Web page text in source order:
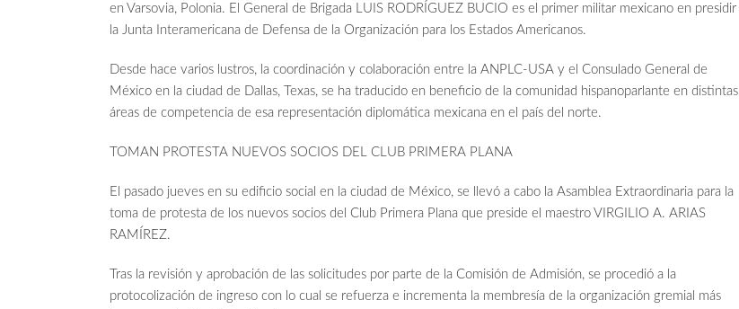
en Varsovia, Polonia. El General de Brigada LUIS RODRÍGUEZ BUCIO es el primer militar mexicano en presidir
la Junta Interamericana de Defensa de la Organización para los Estados Americanos.
Desde hace varios lustros, la coordinación y colaboración entre la ANPLC-USA y el Consulado General de
México en la ciudad de Dallas, Texas, se ha traducido en beneficio de la comunidad hispanoparlante en distintas
áreas de competencia de esa representación diplomática mexicana en el país del norte.
TOMAN PROTESTA NUEVOS SOCIOS DEL CLUB PRIMERA PLANA
El pasado jueves en su edificio social en la ciudad de México, se llevó a cabo la Asamblea Extraordinaria para la
toma de protesta de los nuevos socios del Club Primera Plana que preside el maestro VIRGILIO A. ARIAS
RAMÍREZ.
Tras la revisión y aprobación de las solicitudes por parte de la Comisión de Admisión, se procedió a la
protocolización de ingreso con lo cual se refuerza e incrementa la membresía de la organización gremial más